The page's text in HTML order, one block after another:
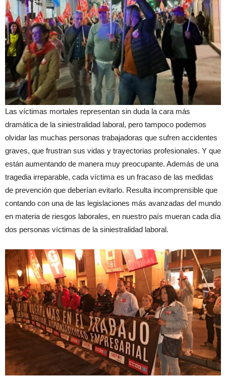
Las víctimas mortales representan sin duda la cara más
dramática de la siniestralidad laboral, pero tampoco podemos
olvidar las muchas personas trabajadoras que sufren accidentes
graves, que frustran sus vidas y trayectorias profesionales. Y que
están aumentando de manera muy preocupante. Además de una
tragedia irreparable, cada víctima es un fracaso de las medidas
de prevención que deberían evitarlo. Resulta incomprensible que
contando con una de las legislaciones más avanzadas del mundo
en materia de riesgos laborales, en nuestro país mueran cada día
dos personas víctimas de la siniestralidad laboral.